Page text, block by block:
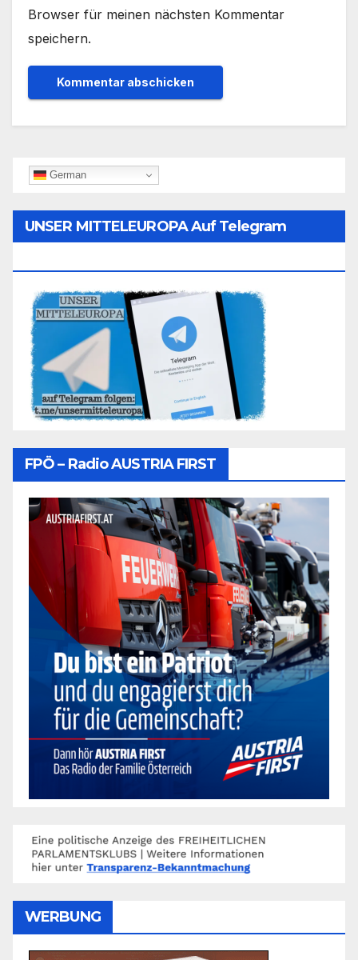
Browser für meinen nächsten Kommentar
speichern.
German
UNSER MITTELEUROPA Auf Telegram
FPÖ – Radio AUSTRIA FIRST
WERBUNG